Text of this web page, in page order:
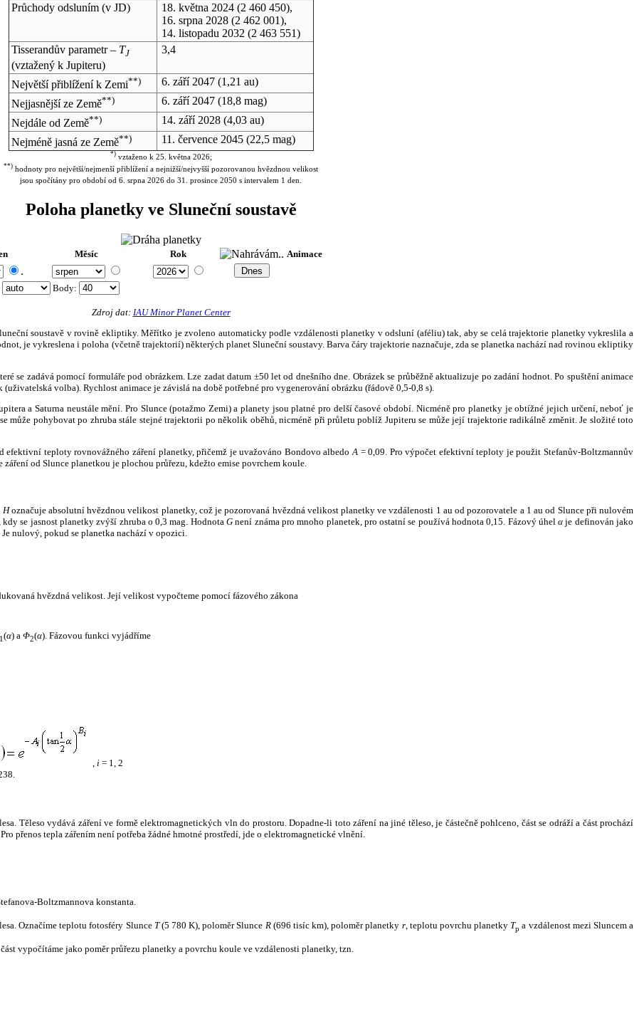
Průchody odsluním (v JD) 18. května 2024(2 460 450),
16. srpna 2028(2 462 001),
14. listopadu 2032 (2 463 551)
Tisserandův parametr – TJ
(vztažený k Jupiteru)
3,4
Největší přiblížení k Zemi**) 6. září 2047(1,21 au)
Nejjasnější ze Země**) 6. září 2047(18,8 mag)
Nejdále od Země**) 14. září 2028(4,03 au)
Nejméně jasná ze Země**) 11. července 2045(22,5 mag)
*)vztaženo k 25. května 2026;
**) hodnoty pro největší/nejmenší přiblížení a nejnižší/nejvyšší pozorovanou hvězdnou velikost
jsou spočítány pro období od 6. srpna 2026 do 31. prosince 2050 s intervalem 1 den.
Poloha planetky ve Sluneční soustavě
Měsíc Rok Animace
.
Body:
Zdroj dat: IAU Minor Planet Center
soustavě v rovině ekliptiky. Měřítko je zvoleno automaticky podle vzdálenosti planetky v odsluní (aféliu) tak, aby se celá trajektorie planetky vykreslila a
je vykreslena i poloha (včetně trajektorií) některých planet Sluneční soustavy. Barva čáry trajektorie naznačuje, zda se planetka nachází nad rovinou ekliptiky
se zadává pomocí formuláře pod obrázkem. Lze zadat datum ±50 let od dnešního dne. Obrázek se průběžně aktualizuje po zadání hodnot. Po spuštění animace
volba). Rychlost animace je závislá na době potřebné pro vygenerování obrázku (řádově 0,5-0,8 s).
a Saturna neustále mění. Pro Slunce (potažmo Zemi) a planety jsou platné pro delší časové období. Nicméně pro planetky je obtížné jejich určení, neboť je
může pohybovat po zhruba stále stejné trajektorii po několik oběhů, nicméně při průletu poblíž Jupiteru se může její trajektorie radikálně změnit. Je složité toto
teploty rovnovážného záření planetky, přičemž je uvažováno Bondovo albedo A = 0,09. Pro výpočet efektivní teploty je použit Stefanův-Boltzmannův
od Slunce planetkou je plochou průřezu, kdežto emise povrchem koule.
Hoznačuje absolutní hvězdnou velikost planetky, což je pozorovaná hvězdná velikost planetky ve vzdálenosti 1 au od pozorovatele a 1 au od Slunce při nulovém
se jasnost planetky zvýší zhruba o 0,3 mag. HodnotaG není známa pro mnoho planetek, pro ostatní se používá hodnota 0,15. Fázový úhelα je definován jako
nulový, pokud se planetka nachází v opozici.
hvězdná velikost. Její velikost vypočteme pomocí fázového zákona
1(α) a Φ2(α). Fázovou funkci vyjádříme
, i = 1, 2
Těleso vydává záření ve formě elektromagnetických vln do prostoru. Dopadne-li toto záření na jiné těleso, je částečně pohlceno, část se odráží a část prochází
přenos tepla zářením není potřeba žádné hmotné prostředí, jde o elektromagnetické vlnění.
Boltzmannova konstanta.
Označíme teplotu fotosféry Slunce T(5 780 K), poloměr Slunce R(696 tisíc km), poloměr planetky r, teplotu povrchu planetky Tp a vzdálenost mezi Sluncem a
vypočítáme jako poměr průřezu planetky a povrchu koule ve vzdálenosti planetky, tzn.